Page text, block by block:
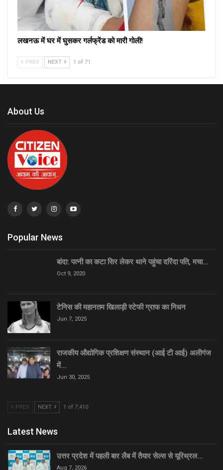
लखनऊ में घर में घुसकर गर्लफ्रेंड को मारी गोली!
PREV NEXT 1 of 71
About Us
Popular News
बांदा: पत्नी का कटा सिर लेकर थाने पहुंचा दरिंदा पति, मचा…
Oct 9, 2020
टेनिस की महानतम खिलाड़ी स्टेफी ग्राफ का निधन
Jun 7, 2025
राजकीय औद्योगिक प्रशिक्षण संस्थान (आई टी आई) अलीगंज
में…
Jun 30, 2025
PREV NEXT 1 of 7,410
Latest News
उत्तर प्रदेश में पहली बार लैब में तैयार सेल्स से यूरिथ्रल…
Aug 7, 2026